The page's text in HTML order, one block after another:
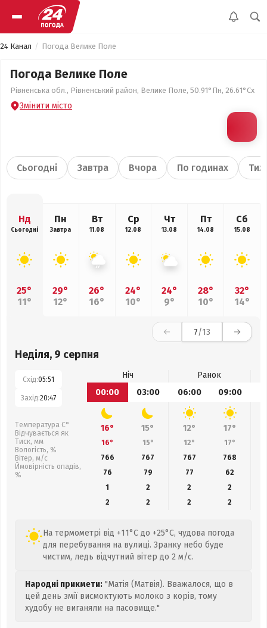
24 Канал Погода Велике Поле
Погода Велике Поле
Рівненська обл., Рівненський район, Велике Поле, 50.91°Пн, 26.61°Сх
Змінити місто
Сьогодні Завтра Вчора По годинах
Нд
Сьогодні
25°
11°
Пн
Завтра
29°
12°
Вт
11.08
26°
16°
Ср
12.08
24°
10°
Чт
13.08
24°
9°
Пт
14.08
28°
10°
Сб
15.08
32°
14°
7/13
Неділя, 9 серпня
Схід:05:51
Захід:20:47
Температура С°
Відчувається як
Тиск, мм
Вологість, %
Вітер, м/с
Ймовірність опадів,
%
Ніч
Ранок
00:00
03:00 06:00 09:00
16° 15° 12° 17°
16° 15° 12° 17°
766
767 767 768
76
79 77 62
1
2 2
2
2
2 2 2
На термометрі від +11°C до +25°C, чудова погода
для перебування на вулиці. Зранку небо буде
чистим, ледь відчутний вітер до 2 м/с.
Народні прикмети: "Матія (Матвія). Вважалося, що в
цей день змії висмоктують молоко з корів, тому
худобу не виганяли на пасовище."